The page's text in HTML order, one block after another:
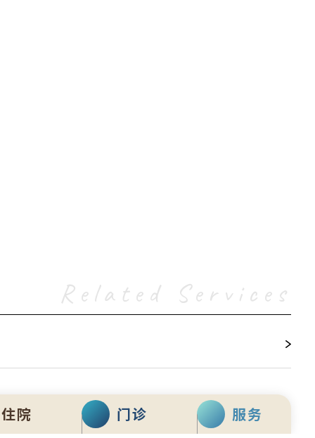
Related Services
住院 门诊 服务